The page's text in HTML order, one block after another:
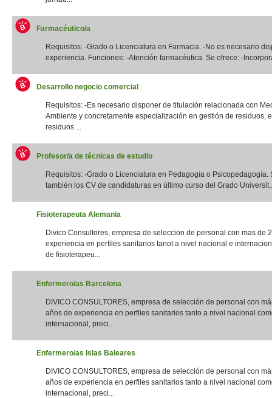
Farmacéutico/a
Requisitos: -Grado o Licenciatura en Farmacia. -No es necesario
experiencia. Funciones: -Atención farmacéutica. Se ofrece: -
Desarrollo negocio comercial
Requisitos: -Es necesario disponer de titulación relacionada con
Ambiente y concretamente especialización en gestión de residuos,
residuos ...
Profesor/a de técnicas de estudio
Requisitos: -Grado o Licenciatura en Pedagogía o Psicopedagogía.
también los CV de candidaturas en último curso del Grado
Fisioterapeuta Alemania
Divico Consultores, empresa de seleccion de personal con mas de
experiencia en perfiles sanitarios tanot a nivel nacional e
de fisioterapeu...
Enfermero/as Barcelona
DIVICO CONSULTORES, empresa de selección de personal con
años de experiencia en perfiles sanitarios tanto a nivel nacional
internacional, preci...
Enfermero/as Islas Baleares
DIVICO CONSULTORES, empresa de selección de personal con
años de experiencia en perfiles sanitarios tanto a nivel nacional
internacional, preci...